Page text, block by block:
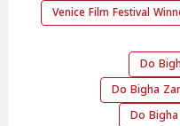
Venice Film Festival
Do
Do Bigha
Do